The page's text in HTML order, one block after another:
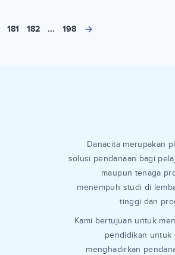
181 182 ... 198
Danacita merupakan
solusi pendanaan bagi
maupun tenaga
menempuh studi di
tinggi dan
Kami bertujuan untuk
pendidikan untuk
menghadirkan